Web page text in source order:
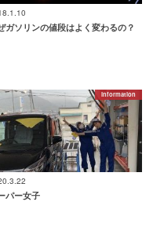
ガソリンの値段はよく変わるの？
information
パー女子